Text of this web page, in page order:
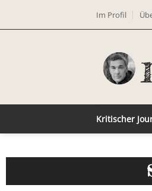
Im Profil
Kritischer